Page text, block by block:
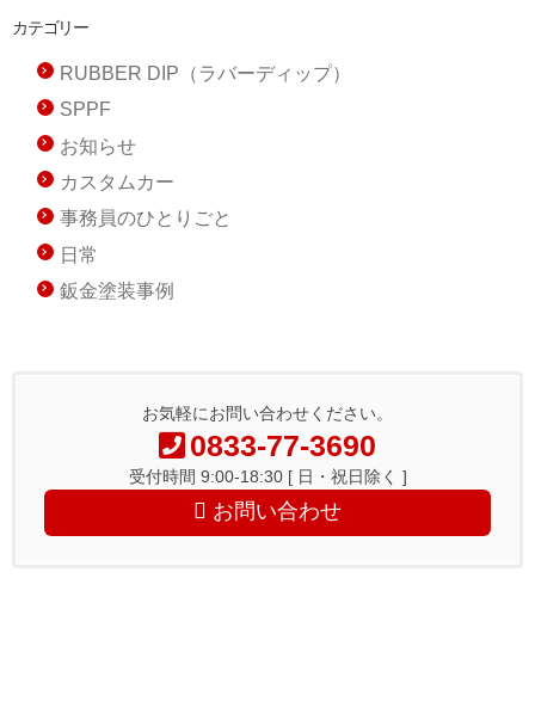
カテゴリー
RUBBER DIP（ラバーディップ）
SPPF
お知らせ
カスタムカー
事務員のひとりごと
日常
鈑金塗装事例
お気軽にお問い合わせください。
0833-77-3690
受付時間 9:00-18:30 [ 日・祝日除く ]
お問い合わせ